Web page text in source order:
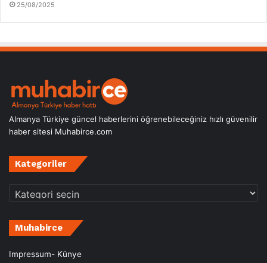
25/08/2025
Almanya Türkiye güncel haberlerini öğrenebileceğiniz hızlı güvenilir
haber sitesi Muhabirce.com
Kategoriler
Kategoriler
Muhabirce
Impressum- Künye